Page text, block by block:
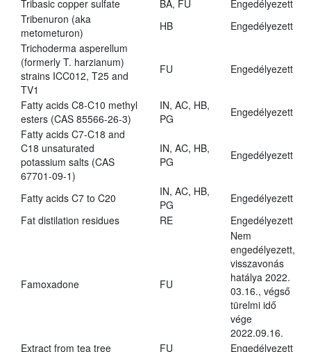
Tribasic copper sulfate
BA, FU
Engedélyezett
Tribenuron (aka
metometuron)
HB
Engedélyezett
Trichoderma asperellum
(formerly T. harzianum)
strains ICC012, T25 and
TV1
FU Engedélyezett
Fatty acids C8-C10 methyl
esters (CAS 85566-26-3)
IN, AC, HB,
PG
Engedélyezett
Fatty acids C7-C18 and
C18 unsaturated
potassium salts (CAS
67701-09-1)
IN, AC, HB,
PG
Engedélyezett
Fatty acids C7 to C20
IN, AC, HB,
PG
Engedélyezett
Fat distilation residues
RE Engedélyezett
Famoxadone FU
Nem
engedélyezett,
visszavonás
hatálya 2022.
03.16., végső
türelmi idő
vége
2022.09.16.
Extract from tea tree
FU
Engedélyezett